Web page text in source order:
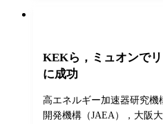
KEKら，ミュオンで
に成功
高エネルギー加速器研究
開発機構（JAEA），大阪